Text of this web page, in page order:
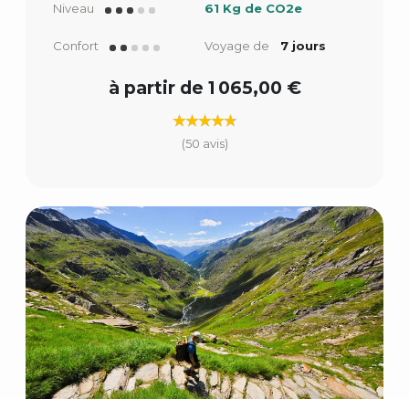
Niveau 61 Kg de CO2e
Confort Voyage de 7 jours
à partir de 1 065,00 €
(50 avis)